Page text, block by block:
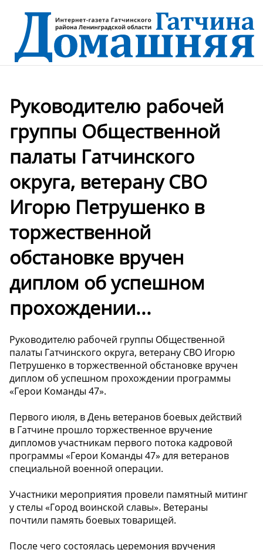
Руководителю рабочей
группы Общественной
палаты Гатчинского
округа, ветерану СВО
Игорю Петрушенко в
торжественной
обстановке вручен
диплом об успешном
прохождении...
Руководителю рабочей группы Общественной
палаты Гатчинского округа, ветерану СВО Игорю
Петрушенко в торжественной обстановке вручен
диплом об успешном прохождении программы
«Герои Команды 47».
Первого июля, в День ветеранов боевых действий
в Гатчине прошло торжественное вручение
дипломов участникам первого потока кадровой
программы «Герои Команды 47» для ветеранов
специальной военной операции.
Участники мероприятия провели памятный митинг
у стелы «Город воинской славы». Ветераны
почтили память боевых товарищей.
После чего состоялась церемония вручения